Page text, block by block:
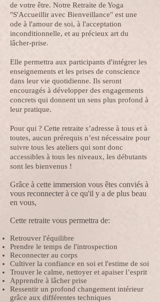
de votre être. Notre Retraite de Yoga
"S'Accueillir avec Bienveillance" est une
ode à l'amour de soi, à l'acceptation
inconditionnelle, et au précieux art du
lâcher-prise.
Elle permettra aux participants d'intégrer les
enseignements et les prises de conscience
dans leur vie quotidienne. Ils seront
encouragés à développer des engagements
concrets qui donnent un sens plus profond à
leur pratique.
Pour qui ? Cette retraite s’adresse à tous et à
toutes, aucun prérequis n’est nécessaire pour
suivre tous les ateliers qui sont donc
accessibles à tous les niveaux, les débutants
sont les bienvenus !
Grâce à cette immersion vous êtes conviés à
vous reconnecter à ce qu'il y a de plus beau
en vous,
Cette retraite vous permettra de:
Retrouver l'équilibre
Prendre le temps de l'introspection
Reconnecter au corps​
Cultiver la confiance en soi et l'estime de soi
Trouver le calme, nettoyer et apaiser l’esprit
Apprendre à lâcher prise
Ressentir un profond changement intérieur
grâce aux différentes techniques